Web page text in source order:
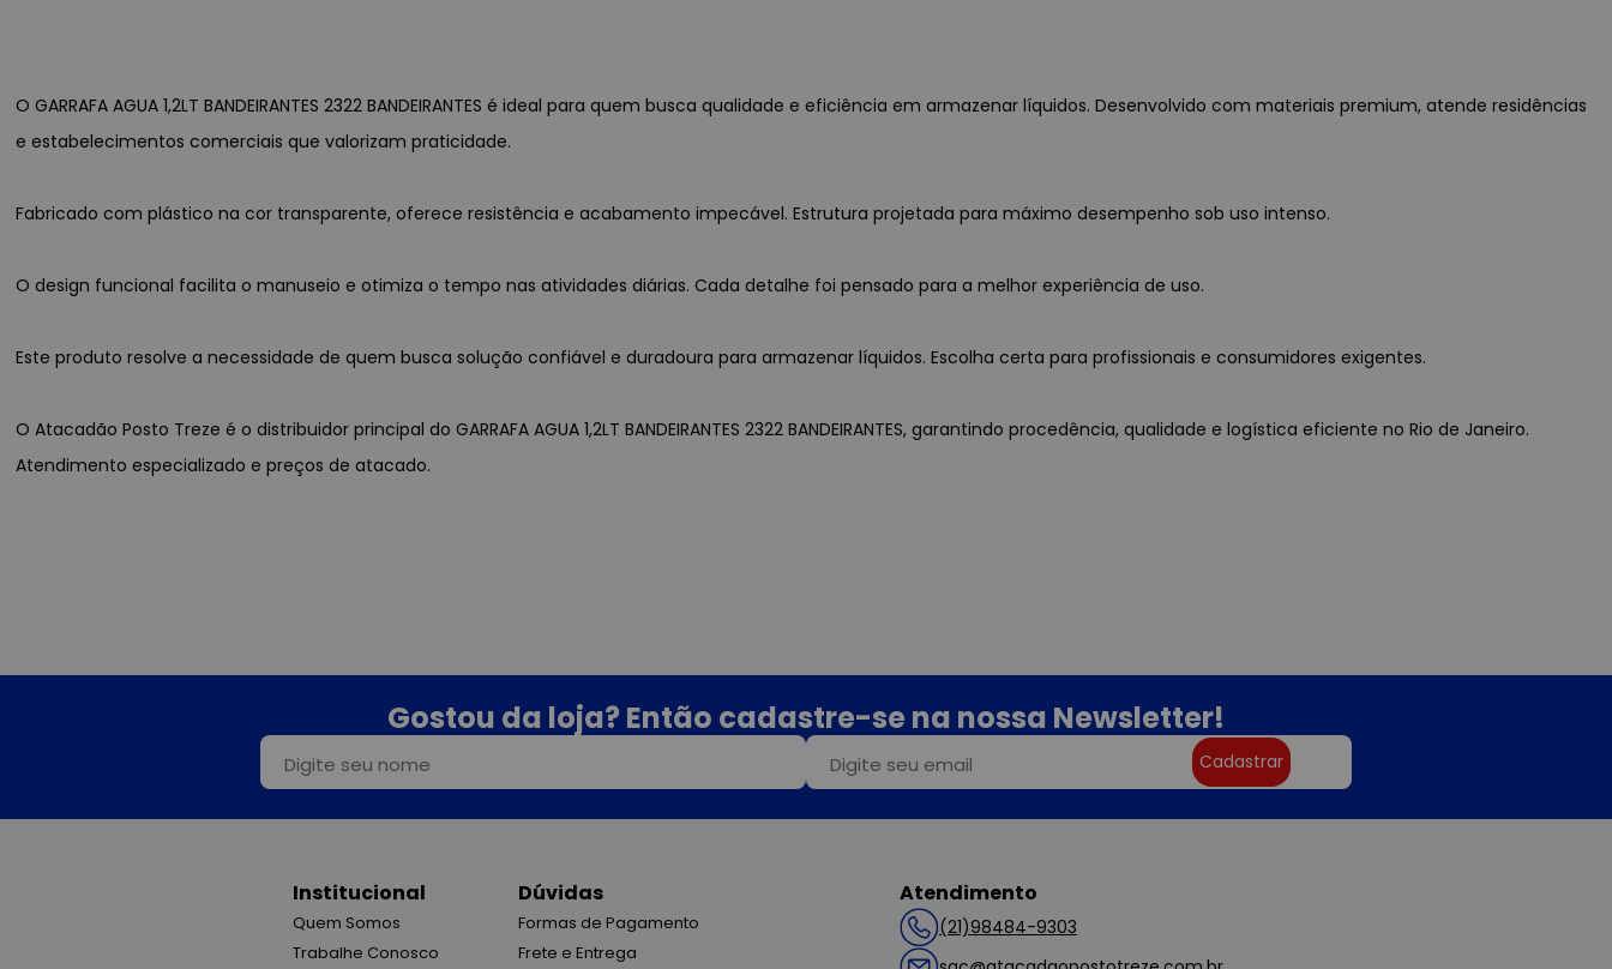
O GARRAFA AGUA 1,2LT BANDEIRANTES 2322 BANDEIRANTES é ideal para quem busca qualidade e eficiência em armazenar líquidos. Desenvolvido com materiais premium, atende residências
e estabelecimentos comerciais que valorizam praticidade.
Fabricado com plástico na cor transparente, oferece resistência e acabamento impecável. Estrutura projetada para máximo desempenho sob uso intenso.
O design funcional facilita o manuseio e otimiza o tempo nas atividades diárias. Cada detalhe foi pensado para a melhor experiência de uso.
Este produto resolve a necessidade de quem busca solução confiável e duradoura para armazenar líquidos. Escolha certa para profissionais e consumidores exigentes.
O Atacadão Posto Treze é o distribuidor principal do GARRAFA AGUA 1,2LT BANDEIRANTES 2322 BANDEIRANTES, garantindo procedência, qualidade e logística eficiente no Rio de Janeiro.
Atendimento especializado e preços de atacado.
Gostou da loja? Então cadastre-se na nossa Newsletter!
Cadastrar
Institucional
Quem Somos
Trabalhe Conosco
Dúvidas
Formas de Pagamento
Frete e Entrega
Atendimento
(21)98484-9303